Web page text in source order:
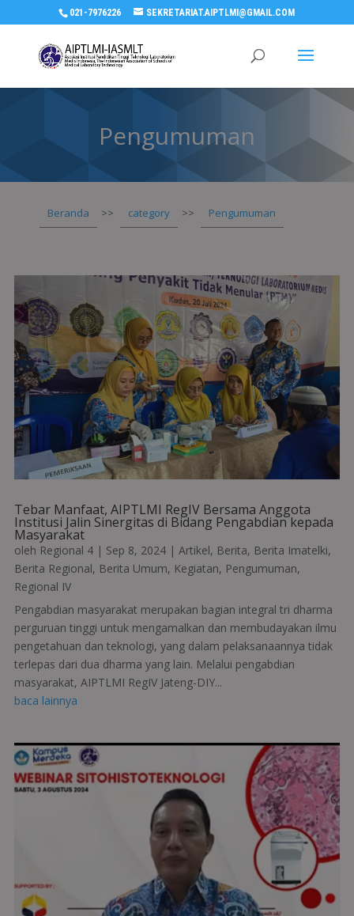
021-7976226 SEKRETARIAT.AIPTLMI@GMAIL.COM
Pengumuman
Beranda >> category >> Pengumuman
Tebar Manfaat, AIPTLMI RegIV Bersama Anggota
Institusi Jalin Sinergitas di Bidang Pengabdian kepada
Masyarakat
oleh Regional 4| Sep 8, 2024| Artikel, Berita, Berita Imatelki,
Berita Regional, Berita Umum, Kegiatan, Pengumuman,
Regional IV
Pengabdian masyarakat merupakan bagian integral tri dharma
perguruan tinggi untuk mengamalkan dan membudayakan ilmu
pengetahuan dan teknologi, yang dalam pelaksanaannya tidak
terlepas dari dua dharma yang lain. Melalui pengabdian
masyarakat, AIPTLMI RegIV Jateng-DIY...
baca lainnya